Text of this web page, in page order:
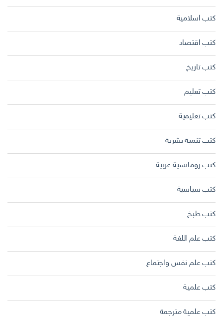
كتب اسلامية
كتب اقتصاد
كتب تاريخ
كتب تعليم
كتب تعليمية
كتب تنمية بشرية
كتب رومانسية عربية
كتب سياسية
كتب طبخ
كتب علم اللغة
كتب علم نفس واجتماع
كتب علمية
كتب علمية مترجمة